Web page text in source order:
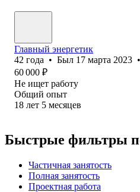
Главный энергетик
42 года • Был 17 марта 2023 •
60 000 ₽
Не ищет работу
Общий опыт
18 лет 5 месяцев
Быстрые фильтры
Частичная занятость
Полная занятость
Проектная работа